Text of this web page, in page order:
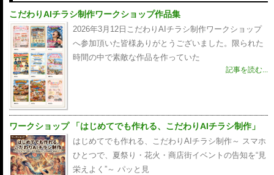
こだわりAIチラシ制作ワークショップ作品集
2026年3月12日こだわりAIチラシ制作ワークショップ
へ参加頂いた皆様ありがとうございました。限られた
時間の中で素敵な作品を作っていた
記事を読む...
ワークショップ 「はじめてでも作れる、こだわりAIチラシ制作」
はじめてでも作れる、こだわりAIチラシ制作～ スマホ
ひとつで、夏祭り・花火・商店街イベントの告知を“見
栄えよく”～ パッと見